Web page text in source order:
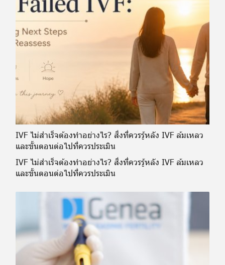
IVF ไม่สำเร็จต้องทำอย่างไร? สิ่งที่ควรรู้หลัง IVF ล้มเหลว
และขั้นตอนต่อไปที่ควรประเมิน
IVF ไม่สำเร็จต้องทำอย่างไร? สิ่งที่ควรรู้หลัง IVF ล้มเหลว
และขั้นตอนต่อไปที่ควรประเมิน